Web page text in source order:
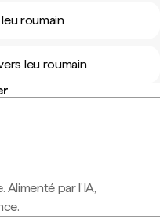
roumain
leu roumain
Alimenté par l'IA,